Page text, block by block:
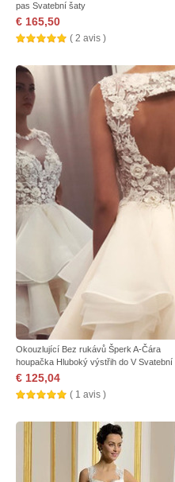
pas Svatební šaty
€ 165,50
( 2 avis )
Okouzlující Bez rukávů Šperk A-Čára
houpačka Hluboký výstřih do V Svatební
€ 125,04
( 1 avis )